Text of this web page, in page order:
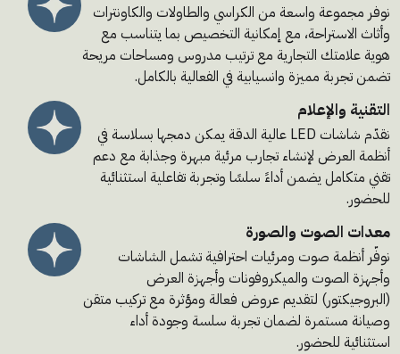
نوفر مجموعة واسعة من الكراسي والطاولات والكاونترات
وأثاث الاستراحة، مع إمكانية التخصيص بما يتناسب مع
هوية علامتك التجارية مع ترتيب مدروس ومساحات مريحة
تضمن تجربة مميزة وانسيابية في الفعالية بالكامل.
التقنية والإعلام
نقدّم شاشات LED عالية الدقة يمكن دمجها بسلاسة في
أنظمة العرض لإنشاء تجارب مرئية مبهرة وجذابة مع دعم
تقني متكامل يضمن أداءً سلسًا وتجربة تفاعلية استثنائية
للحضور.
معدات الصوت والصورة
نوفّر أنظمة صوت ومرئيات احترافية تشمل الشاشات
وأجهزة الصوت والميكروفونات وأجهزة العرض
(البروجيكتور) لتقديم عروض فعالة ومؤثرة مع تركيب متقن
وصيانة مستمرة لضمان تجربة سلسة وجودة أداء
استثنائية للحضور.